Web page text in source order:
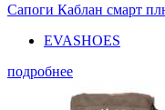
Сапоги Каблан смарт
EVASHOES
подробнее